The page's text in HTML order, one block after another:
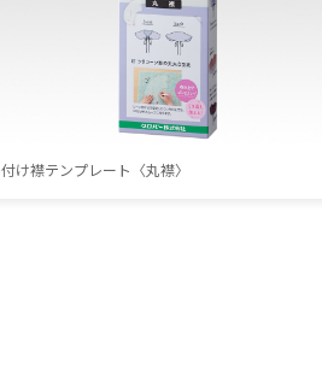
付け襟テンプレート〈丸襟〉